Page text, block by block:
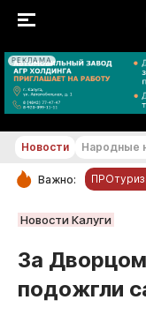
РЕКЛАМА
РУБРИКИ
Обнинск
Новости
Статьи
Новости Народные
Важно:
Новости Калуги
За
подожгли